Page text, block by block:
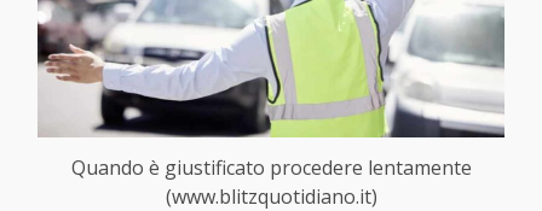
Quando è giustificato procedere lentamente
(www.blitzquotidiano.it)